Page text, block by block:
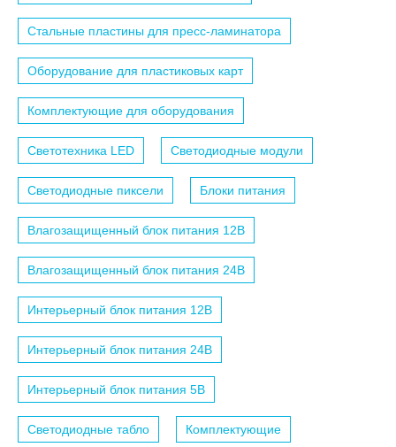
Стальные пластины для пресс-ламинатора
Оборудование для пластиковых карт
Комплектующие для оборудования
Светотехника LED Светодиодные модули
Светодиодные пиксели Блоки питания
Влагозащищенный блок питания 12B
Влагозащищенный блок питания 24B
Интерьерный блок питания 12B
Интерьерный блок питания 24B
Интерьерный блок питания 5B
Светодиодные табло Комплектующие